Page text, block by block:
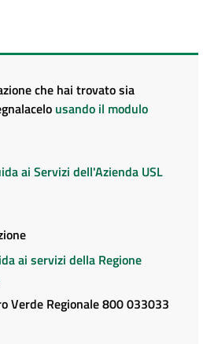
che hai trovato sia
usando il modulo
ai Servizi dell'Azienda USL
ai servizi della Regione
Verde Regionale 800 033033